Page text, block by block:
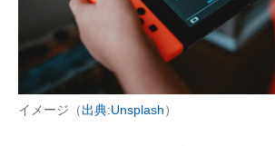
イメージ（出典:Unsplash）